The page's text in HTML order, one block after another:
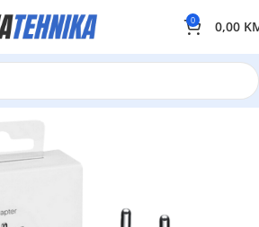
0 0,00